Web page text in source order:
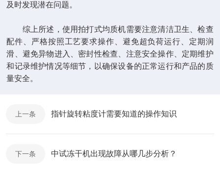
及时发现潜在问题。
综上所述，使用拍打式均质机需要注意清洁卫生、检查
配件、严格按照工艺要求操作、避免超负荷运行、定期润
滑、避免异物进入、密封性检查、注意安全操作、定期维护
和记录维护情况等细节，以确保设备的正常运行和产品的质
量安全。
上一条 指针旋转粘度计需要知道的操作知识
下一条 中试冻干机出现故障从哪几步分析？